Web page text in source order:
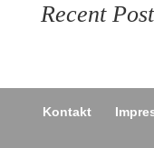
Recent
Kontakt